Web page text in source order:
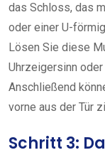
das Schloss, das
oder einer U-
Lösen Sie diese
Uhrzeigersinn
Anschließend
vorne aus der Tür
Schritt 3: